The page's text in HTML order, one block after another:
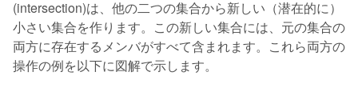
(intersection)は、他の二つの集合から新しい（潜在的に）
小さい集合を作ります。この新しい集合には、元の集合の
両方に存在するメンバがすべて含まれます。これら両方の
操作の例を以下に図解で示します。